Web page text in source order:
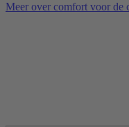
Meer over comfort voor de